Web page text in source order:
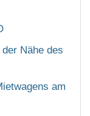
Nähe des
am